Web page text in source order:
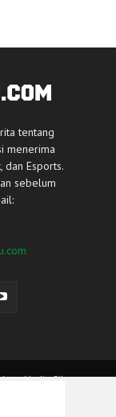
tentang
menerima
dan Esports.
sebelum
Media Siber